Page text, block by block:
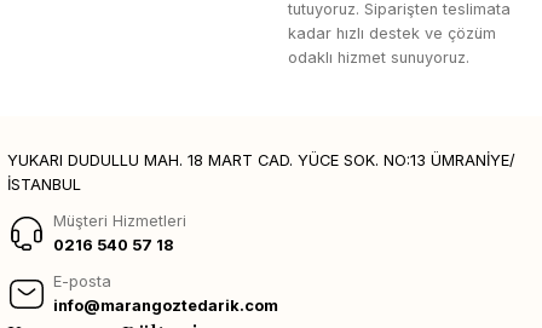
tutuyoruz. Siparişten teslimata
kadar hızlı destek ve çözüm
odaklı hizmet sunuyoruz.
YUKARI DUDULLU MAH. 18 MART CAD. YÜCE SOK. NO:13 ÜMRANİYE/
İSTANBUL
Müşteri Hizmetleri
0216 540 57 18
E-posta
info@marangoztedarik.com